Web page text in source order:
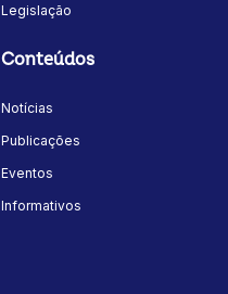
Legislação
Conteúdos
Notícias
Publicações
Eventos
Informativos